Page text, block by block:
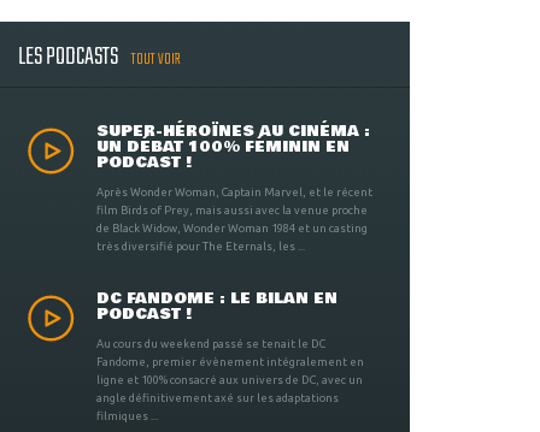
LES PODCASTS TOUT VOIR
SUPER-HÉROÏNES AU CINÉMA :
UN DÉBAT 100% FÉMININ EN
PODCAST !
Après Wonder Woman, Captain Marvel, et le récent
film Birds of Prey, mais aussi avec la venue proche
de Black Widow, Wonder Woman 1984 et un casting
très diversifié pour The Eternals, les ...
DC FANDOME : LE BILAN EN
PODCAST !
Au cours du weekend passé se tenait le DC
Fandome, premier évènement intégralement en
ligne et 100% consacré aux univers de DC, avec un
angle définitivement axé sur les adaptations
filmiques ...